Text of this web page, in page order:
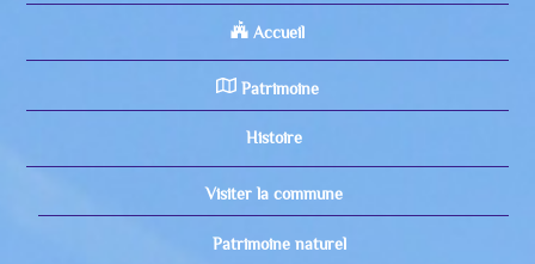
Accueil
Patrimoine
Histoire
Visiter la commune
Patrimoine naturel